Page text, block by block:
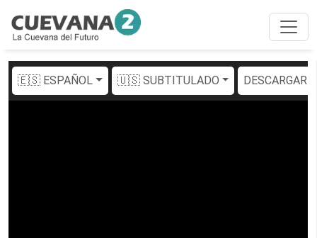
🇪🇸 ESPAÑOL 🇺🇸 SUBTITULADO DESCARGAR